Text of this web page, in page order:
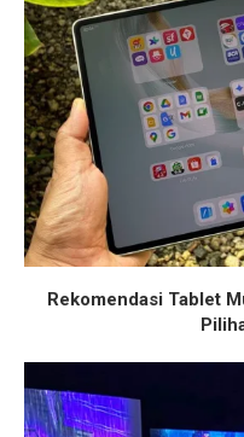
Rekomendasi Tablet